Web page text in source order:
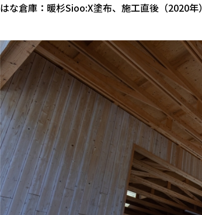
はな倉庫：暖杉Sioo:X塗布、施工直後（2020年）